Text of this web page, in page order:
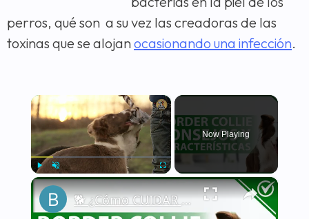
perros, qué son a su vez las creadoras de las
toxinas que se alojanocasionando una infección.
×
Play Unmute Fullscreen
Now Playing
×
🐕 ¿Cómo CUIDAR a un BORDER COLLIE correctamente? - Características y consejos 🐕